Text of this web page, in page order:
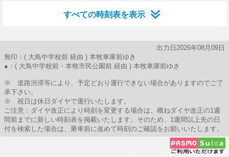
すべての時刻表を表示
出力日2026年08月09日
無印：( 大鳥中学校前 経由 ) 本牧車庫前ゆき
●：( 大鳥中学校前・本牧市民公園前 経由 ) 本牧車庫前ゆき
※ 道路渋滞等により、予定どおり運行できない場合がありますのでご了
承下さい。
※ 祝日は休日ダイヤで運行いたします。
ご注意：ダイヤ改正により時刻を変更する場合は、概ねダイヤ改正の1週
間前までに新しい時刻表を掲載いたします。そのため、1週間以上先の日
付を検索した場合は、乗車前に改めて時刻のご確認をお願いいたします。